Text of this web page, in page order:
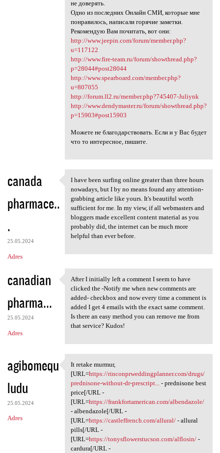
не доверять.
Одно из последних Онлайн СМИ, которые мне
понравилось, написали горячие заметки.
Рекомендую Вам почитать, вот они:
http://www.jeepin.com/forum/member.php?
u=117122
http://www.fire-team.ru/forum/showthread.php?
p=28044#post28044
http://www.spearboard.com/member.php?
u=807055
http://forum.ll2.ru/member.php?745407-Juliynk
http://www.dendymaster.ru/forum/showthread.php?
p=15903#post15903
Можете не благодарствовать. Если и у Вас будет
что то интересное, пишите.
canada
pharmace..
.
25.05.2024
Adres
I have been surfing online
I have been surfing online greater than three hours
nowadays, but I by no means found any attention-
grabbing article like yours. It's beautiful worth
sufficient for me. In my view, if all webmasters and
bloggers made excellent content material as you
probably did, the internet can be much more
helpful than ever before.
canadian
pharma...
25.05.2024
Adres
After I initially left a
After I initially left a comment I seem to have
clicked the -Notify me when new comments are
added- checkbox and now every time a comment is
added I get 4 emails with the exact same comment.
Is there an easy method you can remove me from
that service? Kudos!
agibomequ
ludu
25.05.2024
Adres
It retake murmur, [URL=https:
It retake murmur,
[URL=https://rinconprweddingplanner.com/drugs/
prednisone-without-dr-prescript...
- prednisone best
price[/URL -
[URL=https://frankfortamerican.com/albendazole/
- albendazole[/URL -
[URL=https://castleffrench.com/allural/- allural
pills[/URL -
[URL=https://tonysflowerstucson.com/alflosin/-
cardura[/URL -